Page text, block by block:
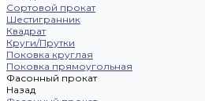
Сортовой прокат
Шестигранник
Квадрат
Круги/Прутки
Поковка круглая
Поковка прямоугольная
Фасонный прокат
Назад